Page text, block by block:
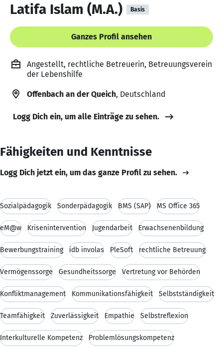
Latifa Islam (M.A.) Basis
Ganzes Profil ansehen
Angestellt, rechtliche Betreuerin, Betreuungsverein
der Lebenshilfe
Offenbach an der Queich, Deutschland
Logg Dich ein, um alle Einträge zu sehen.
Fähigkeiten und Kenntnisse
Logg Dich jetzt ein, um das ganze Profil zu sehen.
Sozialpädagogik Sonderpädagogik BMS (SAP) MS Office 365
eM@w Krisenintervention Jugendarbeit Erwachsenenbildung
Bewerbungstraining idb involas PleSoft rechtliche Betreuung
Vermögenssorge Gesundheitssorge Vertretung vor Behörden
Konfliktmanagement Kommunikationsfähigkeit Selbstständigkeit
Teamfähigkeit Zuverlässigkeit Empathie Selbstreflexion
Interkulturelle Kompetenz Problemlösungskompetenz